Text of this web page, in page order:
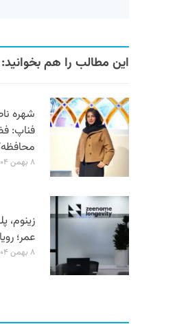
این مطالب را هم بخوانید:
شهره
فناپ:
۸ بهمن ۱۴۰۴
زینوم،
عمر؛
۸ بهمن ۱۴۰۴